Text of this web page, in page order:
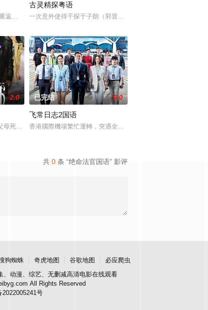
生」
人狠下毒手。坎坷的她竟然「死而復生」
返原先的工作岗位，这班人不改之前古灵精怪的作风，令领导很是头疼
古灵精探粤语
一次意外使得干探于子朗（郭晋安 饰）具有了通灵的能力，能
）产
出任由老板出资兴建的一所九流学校的
2.0
死于一栋工厂大厦的一次火灾，痛不欲生的他无意中得知原来此次火灾
已完结 6.0
飞常日志2国语
香港國際機場繁忙運轉，突遇全球系統故障而出現混亂，客運
共 0 条 “绝命法官国语” 影评
狗蜘蛛 奇虎地图 谷歌地图
必应爬虫
、动漫、综艺、无删减高清电影在线观看
All Rights Reserved
2022005241号